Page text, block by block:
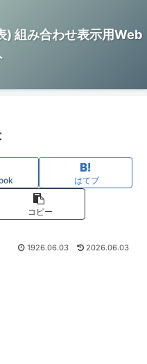
) 組み合わせ表示用Web
はてブ
コピー
1926.06.03 2026.06.03